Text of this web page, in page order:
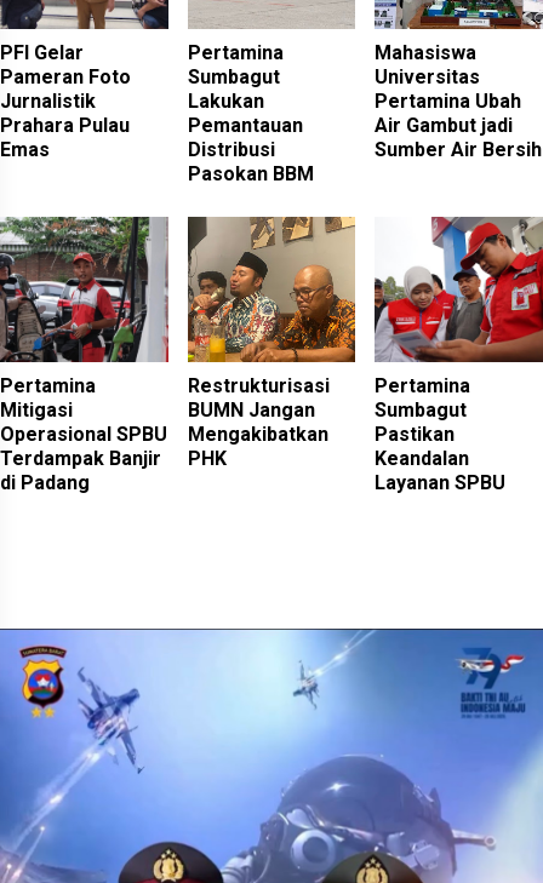
PFI Gelar
Pameran Foto
Jurnalistik
Prahara Pulau
Emas
Pertamina
Sumbagut
Lakukan
Pemantauan
Distribusi
Pasokan BBM
Mahasiswa
Universitas
Pertamina Ubah
Air Gambut jadi
Sumber Air Bersih
Pertamina
Mitigasi
Operasional SPBU
Terdampak Banjir
di Padang
Restrukturisasi
BUMN Jangan
Mengakibatkan
PHK
Pertamina
Sumbagut
Pastikan
Keandalan
Layanan SPBU